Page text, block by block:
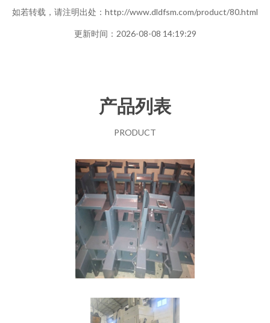
如若转载，请注明出处：http://www.dldfsm.com/product/80.html
更新时间：2026-08-08 14:19:29
产品列表
PRODUCT